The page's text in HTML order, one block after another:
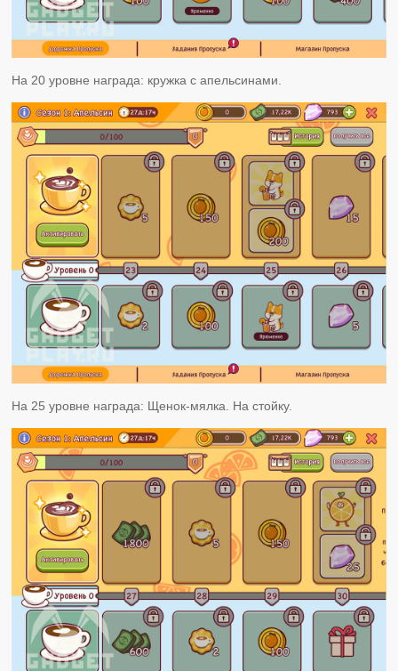
На 20 уровне награда: кружка с апельсинами.
На 25 уровне награда: Щенок-мялка. На стойку.